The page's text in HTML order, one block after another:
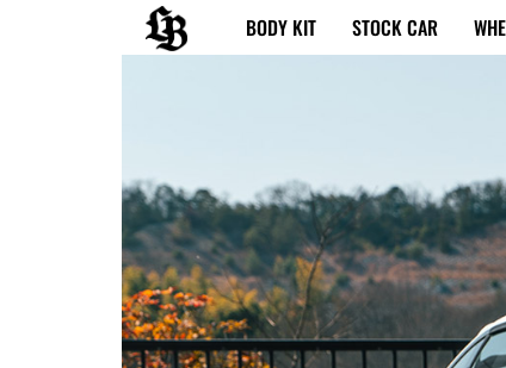
BODY KIT STOCK CAR